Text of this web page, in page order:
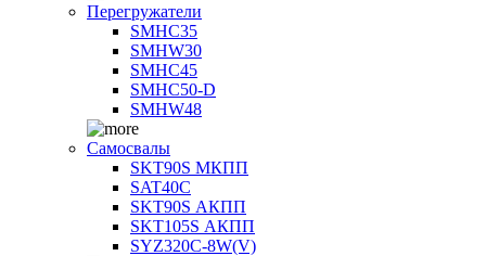
Перегружатели
SMHC35
SMHW30
SMHC45
SMHC50-D
SMHW48
Самосвалы
SKT90S МКПП
SAT40C
SKT90S АКПП
SKT105S АКПП
SYZ320C-8W(V)